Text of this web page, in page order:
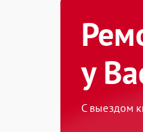
у
С выездом